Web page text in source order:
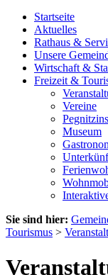
Startseite
Aktuelles
Rathaus &
Unsere
Wirtschaft &
Freizeit &
Vereine
Museum
Sie sind hier:
Tourismus >